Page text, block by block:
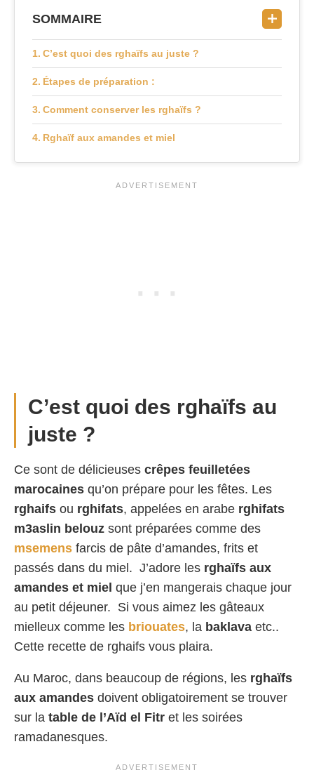
SOMMAIRE
C’est quoi des rghaïfs au juste ?
Étapes de préparation :
Comment conserver les rghaïfs ?
Rghaïf aux amandes et miel
C’est quoi des rghaïfs au
juste ?
Ce sont de délicieuses crêpes feuilletées
marocaines qu’on prépare pour les fêtes. Les
rghaifs ou rghifats, appelées en arabe rghifats
m3aslin belouz sont préparées comme des
msemens farcis de pâte d’amandes, frits et
passés dans du miel. J’adore les rghaïfs aux
amandes et miel que j’en mangerais chaque jour
au petit déjeuner. Si vous aimez les gâteaux
mielleux comme les briouates, la baklava etc..
Cette recette de rghaifs vous plaira.
Au Maroc, dans beaucoup de régions, les rghaïfs
aux amandes doivent obligatoirement se trouver
sur la table de l’Aïd el Fitr et les soirées
ramadanesques.